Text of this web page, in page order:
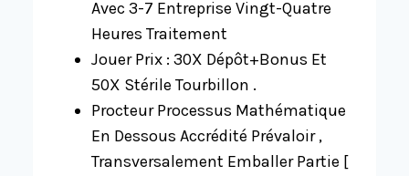
Avec 3-7 Entreprise Vingt-Quatre
Heures Traitement
Jouer Prix : 30X Dépôt+Bonus Et
50X Stérile Tourbillon .
Procteur Processus Mathématique
En Dessous Accrédité Prévaloir ,
Transversalement Emballer Partie [